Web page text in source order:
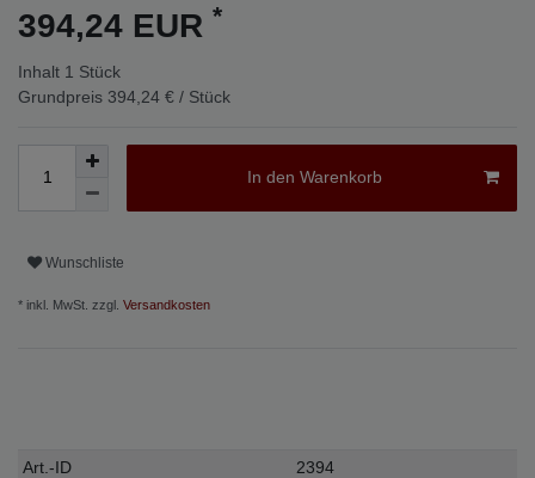
394,24 EUR *
Inhalt 1 Stück
Grundpreis 394,24 € / Stück
In den Warenkorb
Wunschliste
* inkl. MwSt. zzgl. Versandkosten
Technisches
Wert
Art.-ID 2394